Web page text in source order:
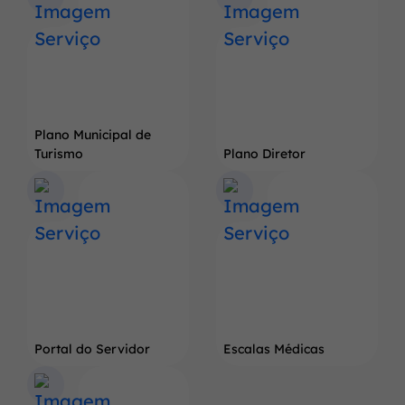
do
Pé
Gigante
Plano Municipal de
Turismo
Plano Diretor
Portal do Servidor Escalas Médicas